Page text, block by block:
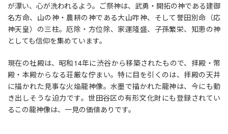
が漂い、心が洗われるよう。ご祭神は、武勇・開拓の神である建御
名方命、山の神・農耕の神である大山咋神、そして誉田別命（応
神天皇）の三柱。厄除・方位除、家運隆盛、子孫繁栄、知恵の神
としても信仰を集めています。
現在の社殿は、昭和14年に渋谷から移築されたもので、拝殿・幣
殿・本殿からなる荘厳な佇まい。特に目を引くのは、拝殿の天井
に描かれた見事な火焔龍神像。水墨で描かれた龍神は、今にも動
き出しそうな迫力です。世田谷区の有形文化財にも登録されてい
るこの龍神像は、一見の価値ありです。